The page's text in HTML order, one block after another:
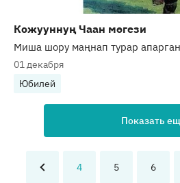
Кожууннуң Чаан мөгези
Миша шору маңнап турар
01 декабря
Юбилей
Показать
4 5 6